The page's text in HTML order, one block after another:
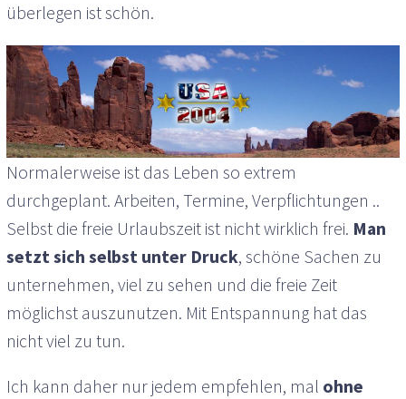
überlegen ist schön.
Normalerweise ist das Leben so extrem
durchgeplant. Arbeiten, Termine, Verpflichtungen ..
Selbst die freie Urlaubszeit ist nicht wirklich frei. Man
setzt sich selbst unter Druck, schöne Sachen zu
unternehmen, viel zu sehen und die freie Zeit
möglichst auszunutzen. Mit Entspannung hat das
nicht viel zu tun.
Ich kann daher nur jedem empfehlen, mal ohne